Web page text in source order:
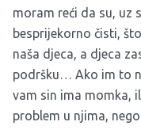
moram reći da su, uz
besprijekorno čisti,
naša djeca, a djeca
podršku… Ako im to
vam sin ima momka,
problem u njima,